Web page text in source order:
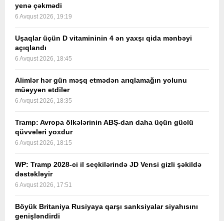
yenə çəkmədi
6 Avqust 2026, 19:19
Uşaqlar üçün D vitamininin 4 ən yaxşı qida mənbəyi
açıqlandı
6 Avqust 2026, 18:45
Alimlər hər gün məşq etmədən arıqlamağın yolunu
müəyyən etdilər
6 Avqust 2026, 18:35
Tramp: Avropa ölkələrinin ABŞ-dan daha üçün güclü
qüvvələri yoxdur
6 Avqust 2026, 18:15
WP: Tramp 2028-ci il seçkilərində JD Vensi gizli şəkildə
dəstəkləyir
6 Avqust 2026, 17:51
Böyük Britaniya Rusiyaya qarşı sanksiyalar siyahısını
genişləndirdi